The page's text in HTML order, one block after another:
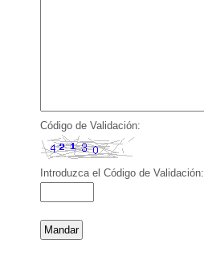
Código de Validación:
Introduzca el Código de Validación: